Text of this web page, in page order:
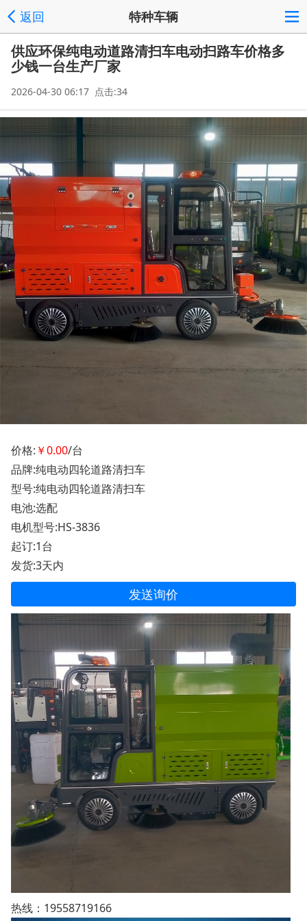
返回 特种车辆
供应环保纯电动道路清扫车电动扫路车价格多
少钱一台生产厂家
2026-04-30 06:17 点击:34
价格: ￥0.00/台
品牌:纯电动四轮道路清扫车
型号:纯电动四轮道路清扫车
电池:选配
电机型号:HS-3836
起订:1台
发货:3天内
发送询价
热线：19558719166